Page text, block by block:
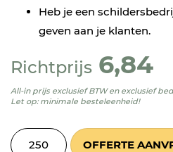
Heb je een
geven aan je klanten.
Richtprijs 6,84
All-in prijs exclusief BTW en exclusief
Let op: minimale besteleenheid!
OFFERTE